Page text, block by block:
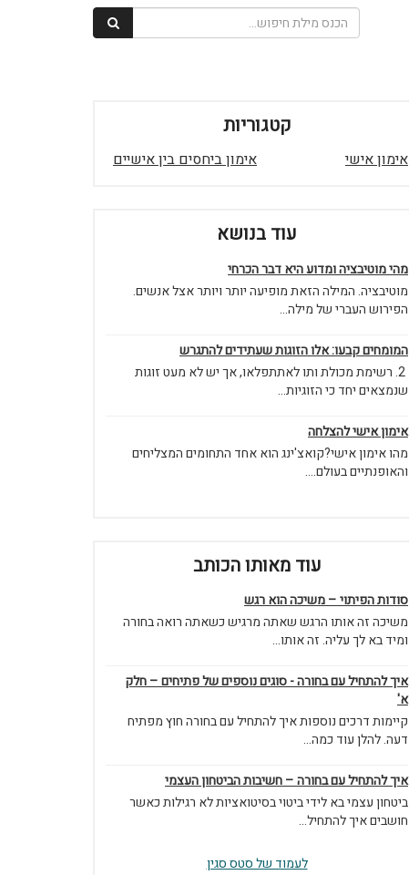
קטגוריות
אימון אישי אימון ביחסים בין אישיים
עוד בנושא
מהי מוטיבציה ומדוע היא דבר הכרחי
מוטיבציה. המילה הזאת מופיעה יותר ויותר אצל אנשים.
הפירוש העברי של מילה...
המומחים קבעו: אלו הזוגות שעתידים להתגרש
2. רשימת מכולת ותו לאתתפלאו, אך יש לא מעט זוגות
שנמצאים יחד כי הזוגיות...
אימון אישי להצלחה
מהו אימון אישי?קואצ'ינג הוא אחד התחומים המצליחים
והאופנתיים בעולם....
עוד מאותו הכותב
סודות הפיתוי – משיכה הוא רגש
משיכה זה אותו הרגש שאתה מרגיש כשאתה רואה בחורה
ומיד בא לך עליה. זה אותו...
איך להתחיל עם בחורה - סוגים נוספים של פתיחים – חלק
א'
קיימות דרכים נוספות איך להתחיל עם בחורה חוץ מפתיח
דעה. להלן עוד כמה...
איך להתחיל עם בחורה – חשיבות הביטחון העצמי
ביטחון עצמי בא לידי ביטוי בסיטואציות לא רגילות כאשר
חושבים איך להתחיל...
לעמוד של סטס סגין